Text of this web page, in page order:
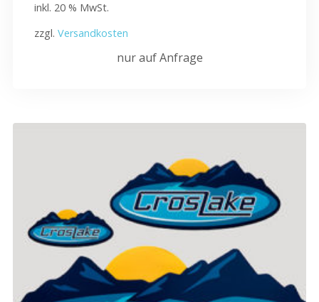
inkl. 20 % MwSt.
zzgl. Versandkosten
nur auf Anfrage